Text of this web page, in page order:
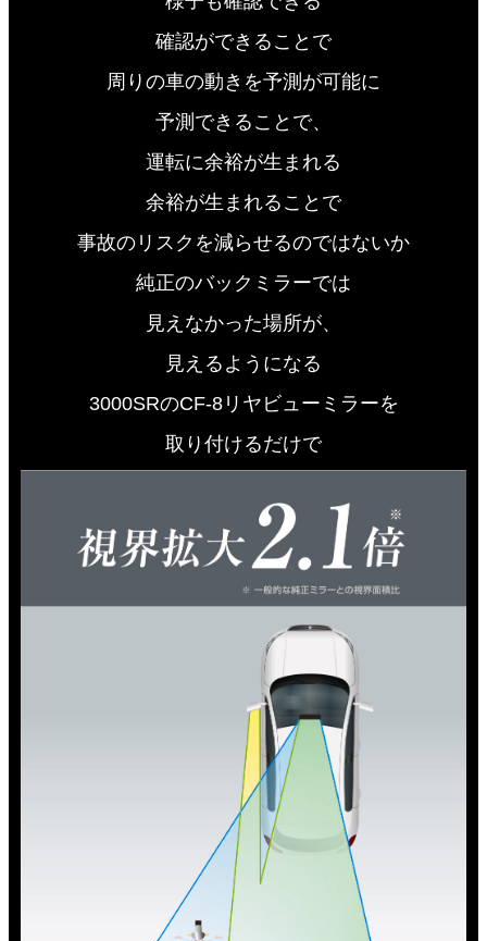
確認ができることで
周りの車の動きを予測が可能に
予測できることで、
運転に余裕が生まれる
余裕が生まれることで
事故のリスクを減らせるのではないか
純正のバックミラーでは
見えなかった場所が、
見えるようになる
3000SRのCF-8リヤビューミラーを
取り付けるだけで